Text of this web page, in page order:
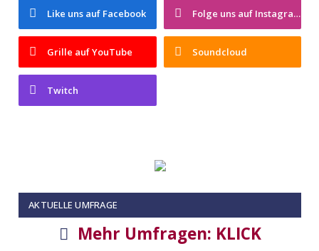
Like uns auf Facebook Folge uns auf Instagram
Grille auf YouTube Soundcloud
Twitch
AKTUELLE UMFRAGE
Mehr Umfragen: KLICK